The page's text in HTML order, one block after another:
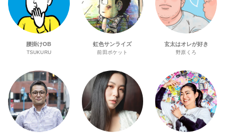
腰掛けOB
TSUKURU
虹色サンライズ
前田ポケット
玄太はオレが好き
野原くろ